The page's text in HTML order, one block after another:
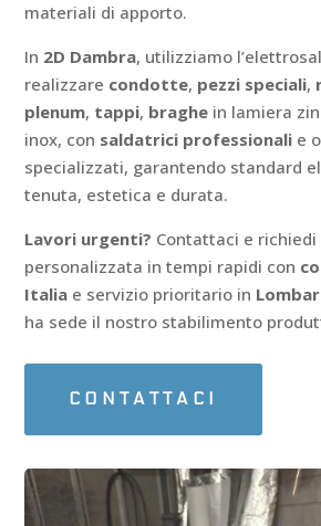
materiali di apporto.
In 2D Dambra, utilizziamo
realizzare condotte, pezzi speciali,
plenum, tappi, braghe in lamiera
inox, con saldatrici professionali e
specializzati, garantendo standard
tenuta, estetica e durata.
Lavori urgenti? Contattaci e
personalizzata in tempi rapidi con
Italia e servizio prioritario in
ha sede il nostro stabilimento
CONTATTACI